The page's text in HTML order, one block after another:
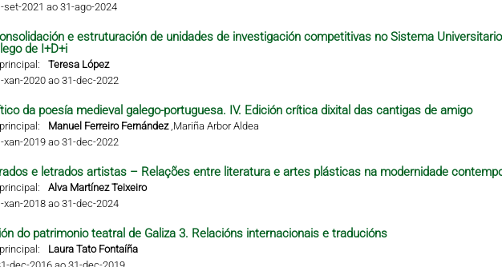
set-2021 ao 31-ago-2024
e estruturación de unidades de investigación competitivas no Sistema
de I+D+i
Teresa López
xan-2020 ao 31-dec-2022
da poesía medieval galego-portuguesa. IV. Edición crítica dixital das cantigas de amigo
Manuel Ferreiro Fernández,Mariña Arbor Aldea
xan-2019 ao 31-dec-2022
e letrados artistas – Relações entre literatura e artes plásticas na modernidade
Alva Martínez Teixeiro
xan-2018 ao 31-dec-2024
do patrimonio teatral de Galiza 3. Relacións internacionais e traducións
Laura Tato Fontaíña